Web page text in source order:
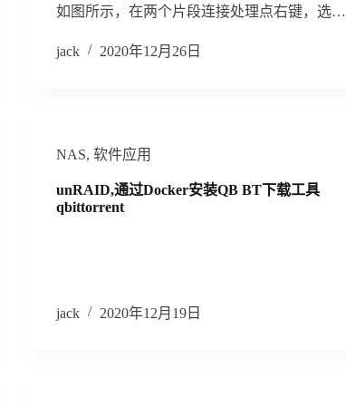
如图所示，在两个片段连接处理点右键，选…
jack 2020年12月26日
NAS,软件应用
unRAID,通过Docker安装QB BT下载工具
qbittorrent
jack 2020年12月19日